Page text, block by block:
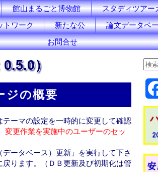
館山まるごと博物館 スタディツアー
トワーク 新たな公 論文データベ
お問合せ
）
ジの概要
ーマの設定を一時的に変更して確認
変更作業を実施中のユーザーのセッ
ータベース）更新」を実行して下さ
ります。（ＤＢ更新及び初期化は管